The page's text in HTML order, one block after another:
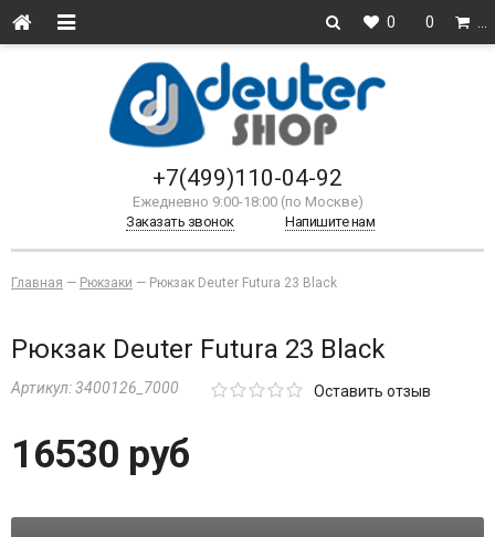
0 0
+7(499)110-04-92
Ежедневно 9:00-18:00 (по Москве)
Заказать звонок
Напишите нам
Главная — Рюкзаки — Рюкзак Deuter Futura 23 Black
Рюкзак Deuter Futura 23 Black
Артикул:3400126_7000 Оставить отзыв
16530 руб